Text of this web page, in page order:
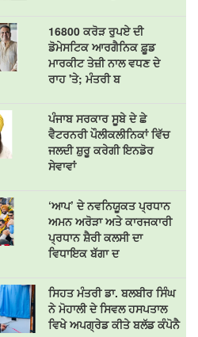
16800 ਕਰੋੜ ਰੁਪਏ ਦੀ
ਡੋਮੇਸਟਿਕ ਆਰਗੈਨਿਕ ਫ਼ੂਡ
ਮਾਰਕੀਟ ਤੇਜ਼ੀ ਨਾਲ ਵਧਣ ਦੇ
ਰਾਹ 'ਤੇ; ਮੰਤਰੀ ਬ
ਪੰਜਾਬ ਸਰਕਾਰ ਸੂਬੇ ਦੇ ਛੇ
ਵੈਟਰਨਰੀ ਪੌਲੀਕਲੀਨਿਕਾਂ ਵਿੱਚ
ਜਲਦੀ ਸ਼ੁਰੂ ਕਰੇਗੀ ਇਨਡੋਰ
ਸੇਵਾਵਾਂ
‘ਆਪ’ ਦੇ ਨਵਨਿਯੂਕਤ ਪ੍ਰਧਾਨ
ਅਮਨ ਅਰੋੜਾ ਅਤੇ ਕਾਰਜਕਾਰੀ
ਪ੍ਰਧਾਨ ਸ਼ੈਰੀ ਕਲਸੀ ਦਾ
ਵਿਧਾਇਕ ਬੱਗਾ ਦ
ਸਿਹਤ ਮੰਤਰੀ ਡਾ. ਬਲਬੀਰ ਸਿੰਘ
ਨੇ ਮੋਹਾਲੀ ਦੇ ਸਿਵਲ ਹਸਪਤਾਲ
ਵਿਖੇ ਅਪਗ੍ਰੇਡ ਕੀਤੇ ਬਲੱਡ ਕੰਪੋਨੈ